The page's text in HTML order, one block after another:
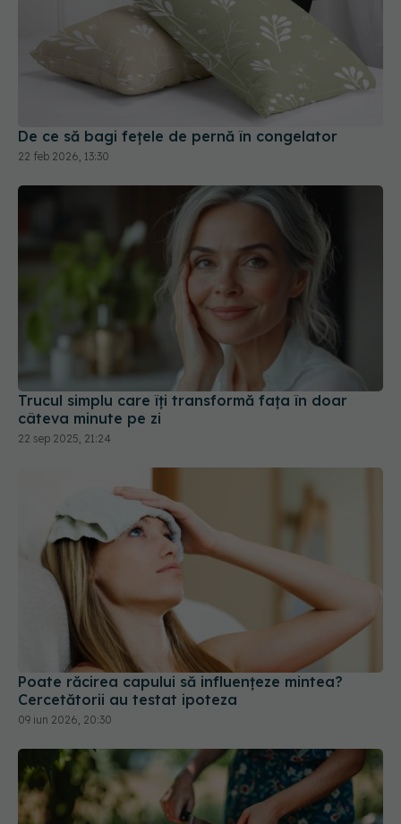
De ce să bagi fețele de pernă în congelator
22 feb 2026, 13:30
Trucul simplu care îți transformă fața în doar
câteva minute pe zi
22 sep 2025, 21:24
Poate răcirea capului să influențeze mintea?
Cercetătorii au testat ipoteza
09 iun 2026, 20:30